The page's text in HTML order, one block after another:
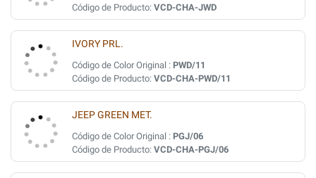
Código de Producto: VCD-CHA-JWD
IVORY PRL.
Código de Color Original : PWD/11
Código de Producto: VCD-CHA-PWD/11
JEEP GREEN MET.
Código de Color Original : PGJ/06
Código de Producto: VCD-CHA-PGJ/06